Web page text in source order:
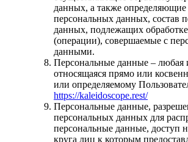
данных, а также определяющие
персональных данных, состав
данных, подлежащих
(операции), совершаемые с
данными.
Персональные данные – любая
относящаяся прямо или
или определяемому
https://kaleidoscope.rest/
Персональные данные,
персональных данных для
персональные данные, доступ
круга лиц к которым